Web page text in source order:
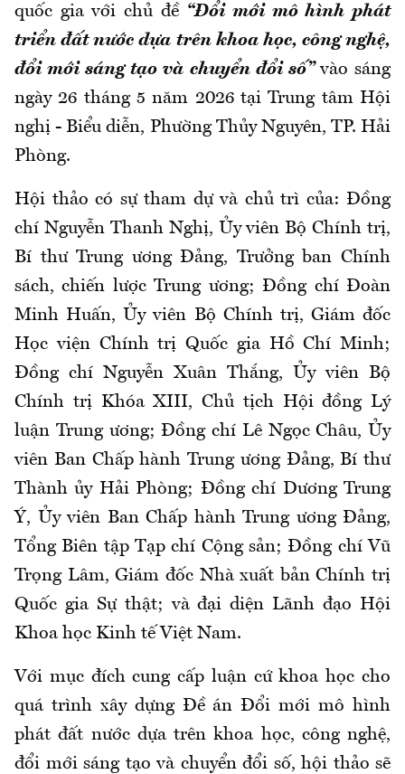
quốc gia với chủ đề “Đổi mới mô hình phát
triển đất nước dựa trên khoa học, công nghệ,
đổi mới sáng tạo và chuyển đổi số”vào sáng
ngày 26 tháng 5 năm 2026 tại Trung tâm Hội
nghị - Biểu diễn, Phường Thủy Nguyên, TP. Hải
Phòng.
Hội thảo có sự tham dự và chủ trì của: Đồng
chí Nguyễn Thanh Nghị, Ủy viên Bộ Chính trị,
Bí thư Trung ương Đảng, Trưởng ban Chính
sách, chiến lược Trung ương; Đồng chí Đoàn
Minh Huấn, Ủy viên Bộ Chính trị, Giám đốc
Học viện Chính trị Quốc gia Hồ Chí Minh;
Đồng chí Nguyễn Xuân Thắng, Ủy viên Bộ
Chính trị Khóa XIII, Chủ tịch Hội đồng Lý
luận Trung ương; Đồng chí Lê Ngọc Châu, Ủy
viên Ban Chấp hành Trung ương Đảng, Bí thư
Thành ủy Hải Phòng; Đồng chí Dương Trung
Ý, Ủy viên Ban Chấp hành Trung ương Đảng,
Tổng Biên tập Tạp chí Cộng sản; Đồng chí Vũ
Trọng Lâm, Giám đốc Nhà xuất bản Chính trị
Quốc gia Sự thật; và đại diện Lãnh đạo Hội
Khoa học Kinh tế Việt Nam.
Với mục đích cung cấp luận cứ khoa học cho
quá trình xây dựng Đề án Đổi mới mô hình
phát đất nước dựa trên khoa học, công nghệ,
đổi mới sáng tạo và chuyển đổi số, hội thảo sẽ